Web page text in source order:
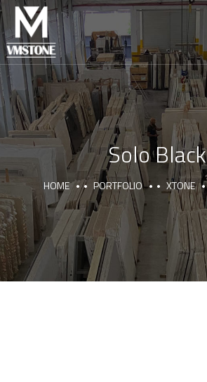
Solo Black
HOME PORTFOLIO XTONE